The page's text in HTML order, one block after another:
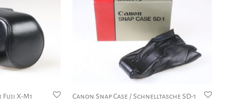
X-M1
Canon Snap Case / Schnelltasche SD-1